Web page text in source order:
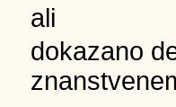
ali
dokazano